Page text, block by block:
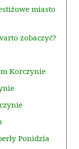
miasto
zobaczyć?
Korczynie
Ponidzia